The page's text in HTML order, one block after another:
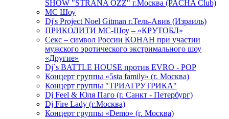
SHOW "STRANA OZZ" г.Москва (PACHA Club)
MC Шоу
Dj's Project Noel Gitman г.Тель-Авив (Израиль)
ПРИКОЛИТИ МС-Шоу – «КРУТОБЛ»
Секс – символ России КОНАН при участии
мужского эротического экстримального шоу
«Другие»
Dj`s BATTLE HOUSE против EVRO - POP
Концерт группы «5sta family» (г. Москва)
Концерт группы "ТРИАГРУТРИКА"
Dj Feel & Юля Паго (г. Санкт - Петербург)
Dj Fire Lady (г.Москва)
Концерт группы «Demo» (г. Москва)